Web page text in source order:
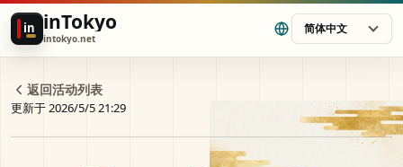
in inTokyo
intokyo.net
简体中文
返回活动列表
更新于 2026/5/5 21:29